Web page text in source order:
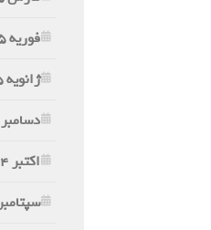
فوریه 2025
ژانویه 2025
دسامبر 2024
اکتبر 2024
سپتامبر 2024